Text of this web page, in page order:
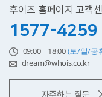
후이즈 홈페이지 고객
1577-4259
09:00 ~ 18:00(토/일/공
dream@whois.co.kr
자주하는 질문